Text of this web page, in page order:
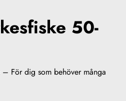
50-
– För dig som behöver många